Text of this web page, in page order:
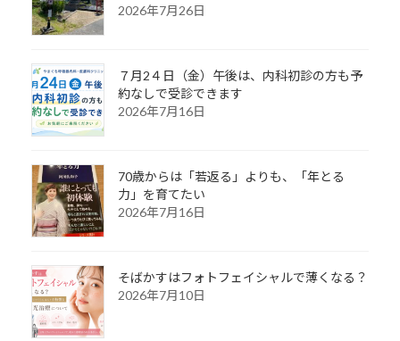
2026年7月26日
７月2４日（金）午後は、内科初診の方も予
約なしで受診できます
2026年7月16日
70歳からは「若返る」よりも、「年とる
力」を育てたい
2026年7月16日
そばかすはフォトフェイシャルで薄くなる？
2026年7月10日